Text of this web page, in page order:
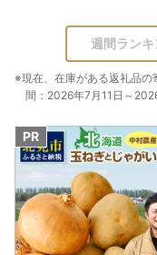
週間ラン
※現在、在庫がある返礼品の
間：2026年7月11日～